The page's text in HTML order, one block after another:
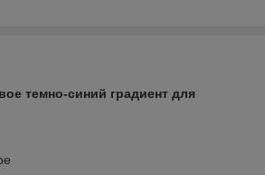
темно-синий градиент для